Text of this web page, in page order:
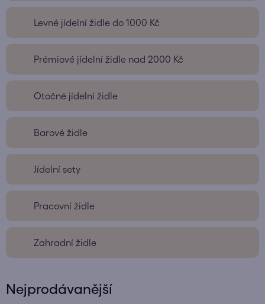
Levné jídelní židle do 1000 Kč
Prémiové jídelní židle nad 2000 Kč
Otočné jídelní židle
Barové židle
Jídelní sety
Pracovní židle
Zahradní židle
Nejprodávanější